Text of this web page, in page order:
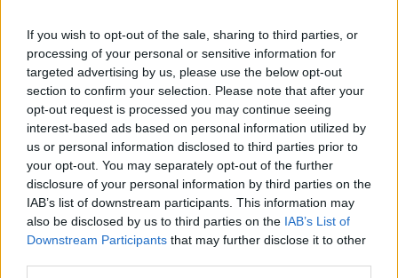
If you wish to opt-out of the sale, sharing to third parties, or
processing of your personal or sensitive information for
targeted advertising by us, please use the below opt-out
section to confirm your selection. Please note that after your
opt-out request is processed you may continue seeing
interest-based ads based on personal information utilized by
us or personal information disclosed to third parties prior to
your opt-out. You may separately opt-out of the further
disclosure of your personal information by third parties on the
IAB’s list of downstream participants. This information may
also be disclosed by us to third parties on the IAB’s List of
Downstream Participants that may further disclose it to other
Τηλεοπτικά
«Μαγειρέματα», Ψηφιακοί
Πόλεμοι και ένα…
Τσουνάμι Αλλαγών: Η
Εβδομάδα που Ανακάτεψε
την Τράπουλα των
Ελληνικών Media
«Τυπολογίες» στο
YouTube: Ο Δήμος
Βερύκιος ανοίγει τα χαρτιά
του – Vidcast
ΤΣΟΥΝΑΜΙ ψηφιακής οργής… συμπαρασύρει την
κυβέρνηση